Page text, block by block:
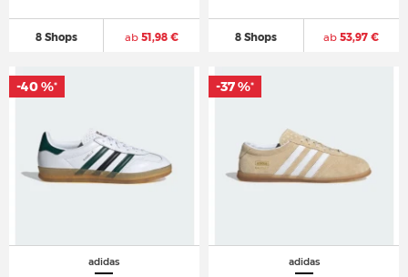
8 Shops ab51,98 € 8 Shops ab 53,97 €
adidas
-40 %*
adidas
-37 %*